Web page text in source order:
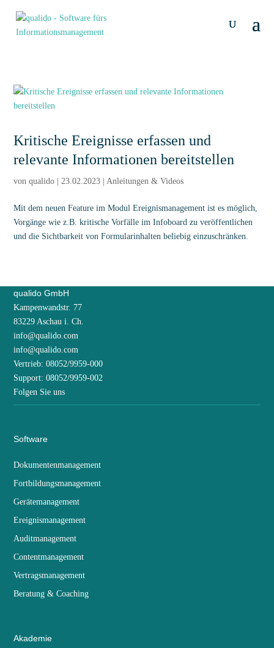
Kritische Ereignisse erfassen und
relevante Informationen bereitstellen
vonqualido |23.02.2023 |Anleitungen & Videos
Mit dem neuen Feature im Modul Ereignismanagement ist es möglich,
Vorgänge wie z.B. kritische Vorfälle im Infoboard zu veröffentlichen
und die Sichtbarkeit von Formularinhalten beliebig einzuschränken.
qualido GmbH
Kampenwandstr. 77
83229 Aschau i. Ch.
info@qualido.com
info@qualido.com
Vertrieb: 08052/9959-000
Support: 08052/9959-002
Folgen Sie uns
Software
Dokumentenmanagement
Fortbildungsmanagement
Gerätemanagement
Ereignismanagement
Auditmanagement
Contentmanagement
Vertragsmanagement
Beratung & Coaching
Akademie